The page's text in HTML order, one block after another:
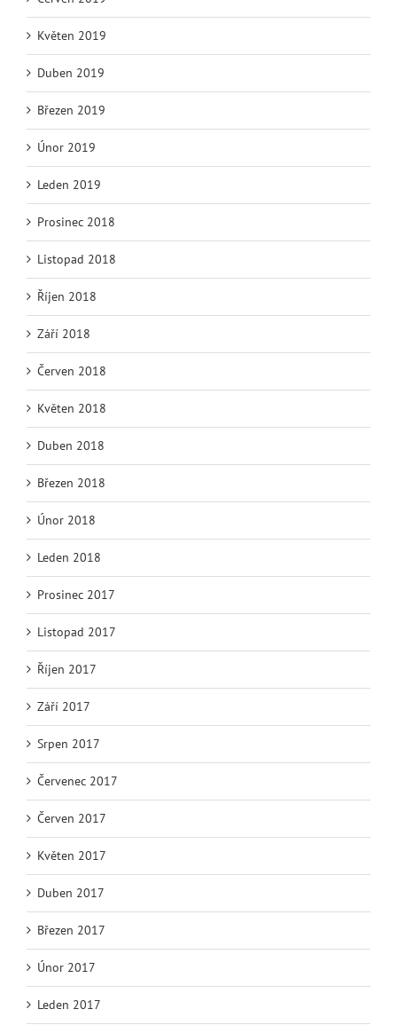
Květen 2019
Duben 2019
Březen 2019
Únor 2019
Leden 2019
Prosinec 2018
Listopad 2018
Říjen 2018
Září 2018
Červen 2018
Květen 2018
Duben 2018
Březen 2018
Únor 2018
Leden 2018
Prosinec 2017
Listopad 2017
Říjen 2017
Září 2017
Srpen 2017
Červenec 2017
Červen 2017
Květen 2017
Duben 2017
Březen 2017
Únor 2017
Leden 2017